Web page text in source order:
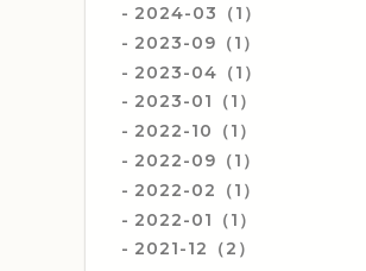
2024-03（1）
2023-09（1）
2023-04（1）
2023-01（1）
2022-10（1）
2022-09（1）
2022-02（1）
2022-01（1）
2021-12（2）